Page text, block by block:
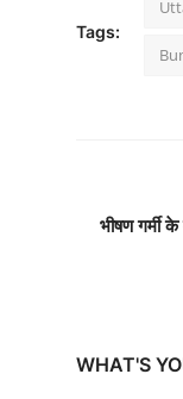
Tags:
भीषण गर्मी
WHAT'S